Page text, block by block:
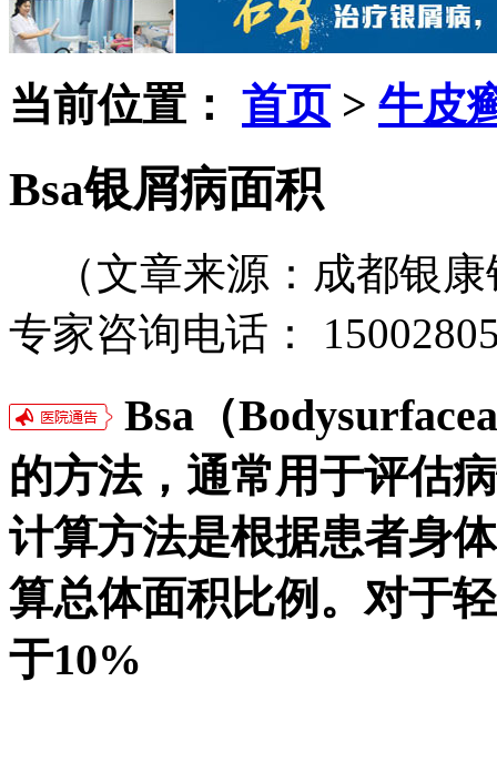
当前位置： 首页> 牛皮
Bsa银屑病面积
（文章来源：成都银
专家咨询电话：
Bsa（
的方法，通常用于评估
计算方法是根据患者身
算总体面积比例。对于
于10%